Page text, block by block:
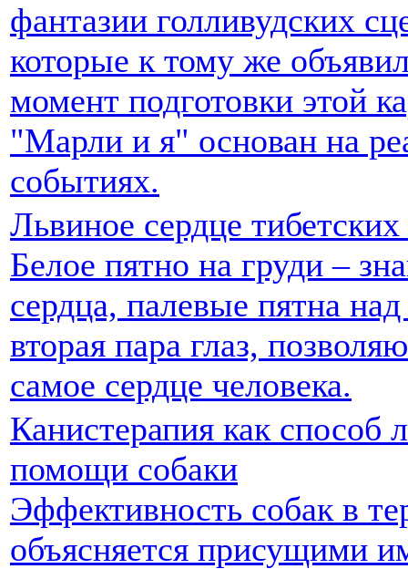
фантазии голливудских
которые к тому же
момент подготовки этой
"Марли и я" основан на
событиях.
Львиное сердце тибетских
Белое пятно на груди –
сердца, палевые пятна
вторая пара глаз,
самое сердце человека.
Канистерапия как способ
помощи собаки
Эффективность собак в
объясняется присущими